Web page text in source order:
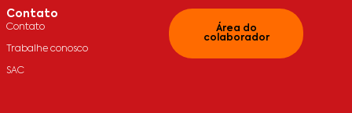
Contato
Contato
Trabalhe conosco
SAC
Área do
colaborador